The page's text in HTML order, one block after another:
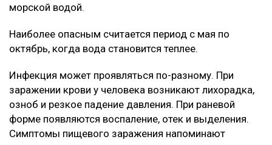
морской водой.
Наиболее опасным считается период с мая по
октябрь, когда вода становится теплее.
Инфекция может проявляться по-разному. При
заражении крови у человека возникают лихорадка,
озноб и резкое падение давления. При раневой
форме появляются воспаление, отек и выделения.
Симптомы пищевого заражения напоминают